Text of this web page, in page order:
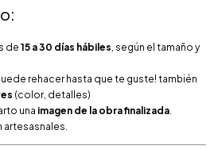
de 15 a 30 días hábiles , según el tamaño y
rehacer hasta que te guste! también
(color, detalles)
una imagen de la obra finalizada